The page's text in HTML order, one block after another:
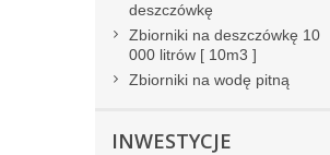
deszczówkę
Zbiorniki na deszczówkę 10
000 litrów [ 10m3 ]
Zbiorniki na wodę pitną
INWESTYCJE